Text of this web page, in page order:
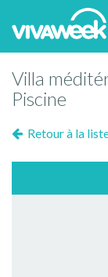
Villa
Piscine
Retour à la